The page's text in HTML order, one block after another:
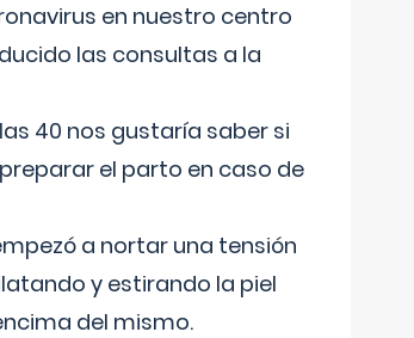
en nuestro centro
las consultas a la
40 nos gustaría saber si
el parto en caso de
a nortar una tensión
y estirando la piel
del mismo.